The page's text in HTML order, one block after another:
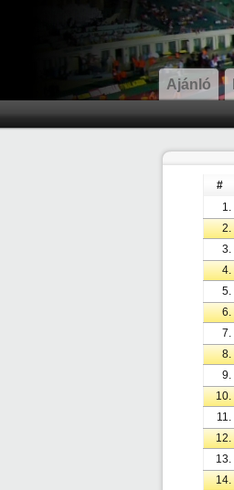
Ajánló
#
1.
2.
3.
4.
5.
6.
7.
8.
9.
10.
11.
12.
13.
14.